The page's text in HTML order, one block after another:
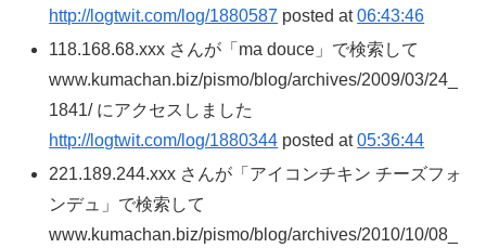
http://logtwit.com/log/1880587 posted at06:43:46
118.168.68.xxx さんが「ma douce」で検索して
www.kumachan.biz/pismo/blog/archives/2009/03/24_
1841/ にアクセスしました
http://logtwit.com/log/1880344 posted at05:36:44
221.189.244.xxx さんが「アイコンチキン チーズフォ
ンデュ」で検索して
www.kumachan.biz/pismo/blog/archives/2010/10/08_